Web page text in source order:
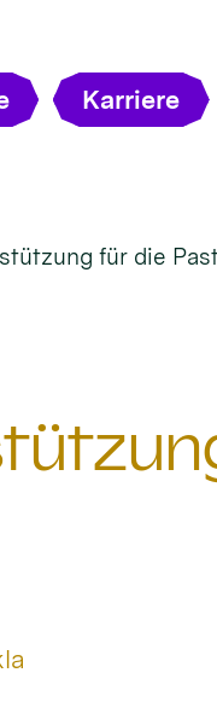
Karriere
für die